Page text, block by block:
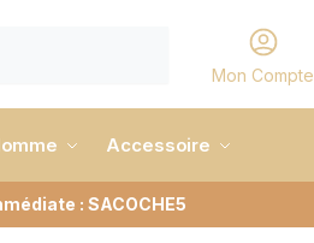
Mon Compte
Accessoire
: SACOCHE5